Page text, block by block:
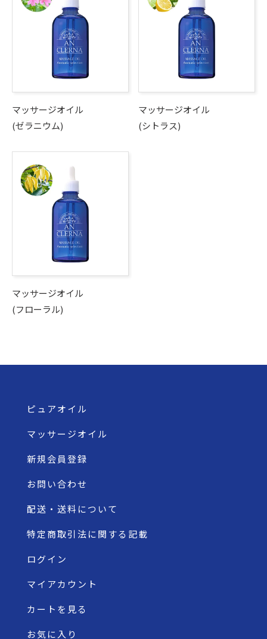
マッサージオイル
(ゼラニウム)
マッサージオイル
(シトラス)
マッサージオイル
(フローラル)
ピュアオイル
マッサージオイル
新規会員登録
お問い合わせ
配送・送料について
特定商取引法に関する記載
ログイン
マイアカウント
カートを見る
お気に入り